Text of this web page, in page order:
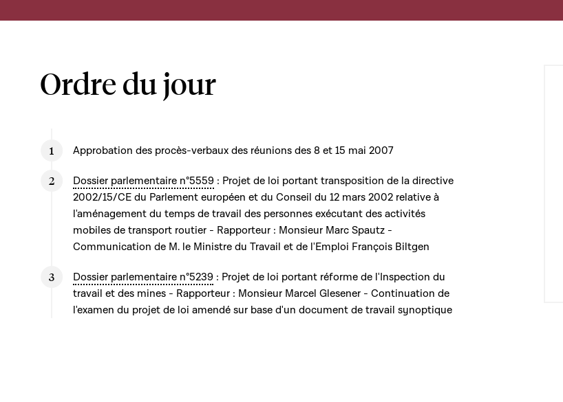
Ordre du jour
Approbation des procès-verbaux des réunions des 8 et 15 mai 2007
Dossier parlementaire n°5559 : Projet de loi portant transposition de la directive
2002/15/CE du Parlement européen et du Conseil du 12 mars 2002 relative à
l'aménagement du temps de travail des personnes exécutant des activités
mobiles de transport routier - Rapporteur : Monsieur Marc Spautz -
Communication de M. le Ministre du Travail et de l'Emploi François Biltgen
Dossier parlementaire n°5239 : Projet de loi portant réforme de l'Inspection du
travail et des mines - Rapporteur : Monsieur Marcel Glesener - Continuation de
l'examen du projet de loi amendé sur base d'un document de travail synoptique